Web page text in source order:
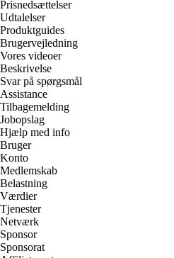
Prisnedsættelser
Udtalelser
Produktguides
Brugervejledning
Vores videoer
Beskrivelse
Svar på spørgsmål
Assistance
Tilbagemelding
Jobopslag
Hjælp med info
Bruger
Konto
Medlemskab
Belastning
Værdier
Tjenester
Netværk
Sponsor
Sponsorat